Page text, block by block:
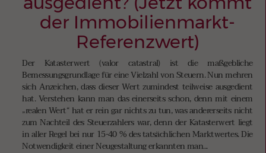
der Immobilienmarkt-
Referenzwert)
Der Katasterwert (valor catastral) ist die maßgebliche
Bemessungsgrundlage für eine Vielzahl von Steuern. Nun mehren
sich Anzeichen, dass dieser Wert zumindest teilweise ausgedient
hat. Verstehen kann man das einerseits schon, denn mit einem
„realen Wert“ hat er rein gar nichts zu tun, was andererseits nicht
zum Nachteil des Steuerzahlers war, denn der Katasterwert liegt
in aller Regel bei nur 15-40 % des tatsächlichen Marktwertes. Die
Notwendigkeit einer Neugestaltung erkannten man...